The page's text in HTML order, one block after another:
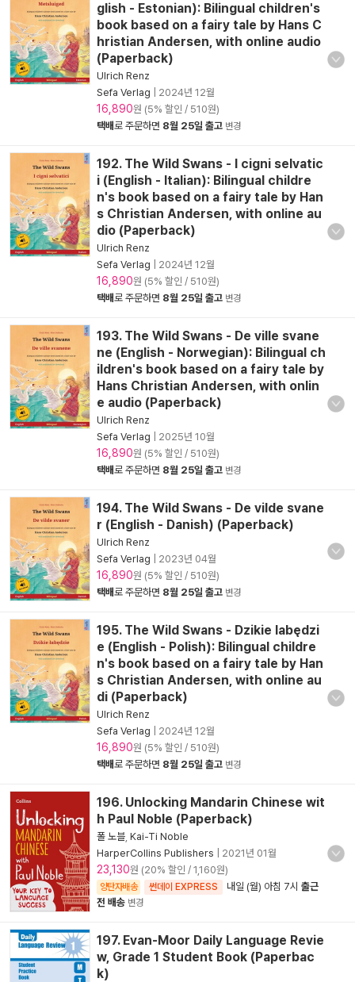
glish - Estonian): Bilingual children's
book based on a fairy tale by Hans C
hristian Andersen, with online audio
(Paperback)
Ulrich Renz
Sefa Verlag
2024년 12월
16,890원 (5% 할인 / 510원)
택배로 주문하면 8월 25일 출고 변경
192. The Wild Swans - I cigni selvatic
i (English - Italian): Bilingual childre
n's book based on a fairy tale by Han
s Christian Andersen, with online au
dio (Paperback)
Ulrich Renz
Sefa Verlag
2024년 12월
16,890원 (5% 할인 / 510원)
택배로 주문하면 8월 25일 출고 변경
193. The Wild Swans - De ville svane
ne (English - Norwegian): Bilingual ch
ildren's book based on a fairy tale by
Hans Christian Andersen, with onlin
e audio (Paperback)
Ulrich Renz
Sefa Verlag
2025년 10월
16,890원 (5% 할인 / 510원)
택배로 주문하면 8월 25일 출고 변경
194. The Wild Swans - De vilde svane
r (English - Danish) (Paperback)
Ulrich Renz
Sefa Verlag
2023년 04월
16,890원 (5% 할인 / 510원)
택배로 주문하면 8월 25일 출고 변경
195. The Wild Swans - Dzikie labędzi
e (English - Polish): Bilingual childre
n's book based on a fairy tale by Han
s Christian Andersen, with online au
di (Paperback)
Ulrich Renz
Sefa Verlag
2024년 12월
16,890원 (5% 할인 / 510원)
택배로 주문하면 8월 25일 출고 변경
196. Unlocking Mandarin Chinese wit
h Paul Noble (Paperback)
폴 노블 Kai-Ti Noble
HarperCollins Publishers
2021년 01월
23,130원 (20% 할인 / 1,160원)
양탄자배송 썬데이 EXPRESS 내일 (월) 아침 7시 출근
전 배송 변경
197. Evan-Moor Daily Language Revie
w, Grade 1 Student Book (Paperbac
k)